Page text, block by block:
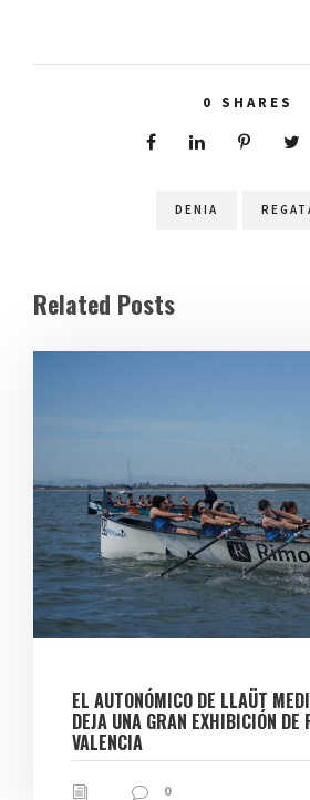
0 SHARES
DENIA
Related Posts
EL AUTONÓMICO DE LLAÜT
DEJA UNA GRAN EXHIBICIÓN DE
VALENCIA
0